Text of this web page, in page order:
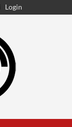
Login